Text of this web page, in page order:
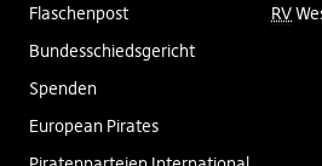
Flaschenpost
Bundesschiedsgericht
Spenden
European Pirates
RV